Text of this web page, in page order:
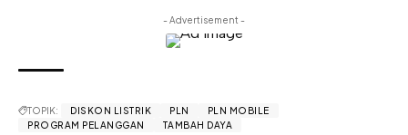
- Advertisement -
TOPIK: DISKON LISTRIK PLN
PLN MOBILE
PROGRAM PELANGGAN
TAMBAH DAYA